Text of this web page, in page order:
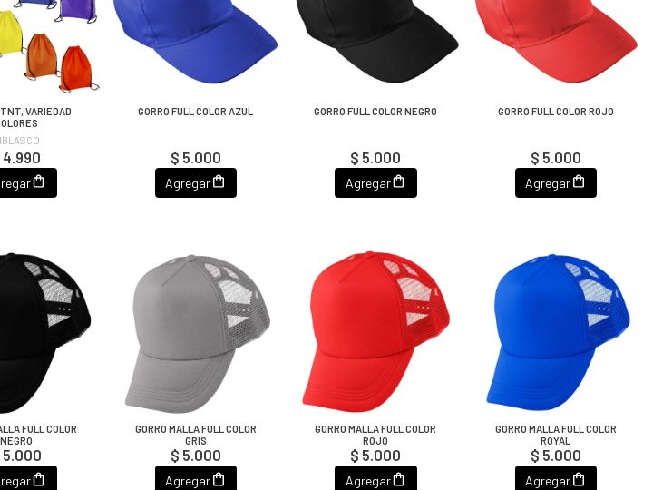
VARIEDAD
4.990
GORRO FULL COLOR AZUL
$ 5.000
Agregar
GORRO FULL COLOR NEGRO
$ 5.000
Agregar
GORRO FULL COLOR ROJO
$ 5.000
Agregar
FULL COLOR
NEGRO
5.000
GORRO MALLA FULL COLOR
GRIS
$ 5.000
Agregar
GORRO MALLA FULL COLOR
ROJO
$ 5.000
Agregar
GORRO MALLA FULL COLOR
ROYAL
$ 5.000
Agregar